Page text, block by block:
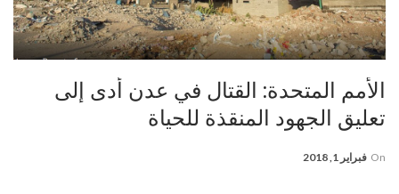
الأمم المتحدة: القتال في عدن أدى إلى
تعليق الجهود المنقذة للحياة
On فبراير 1, 2018